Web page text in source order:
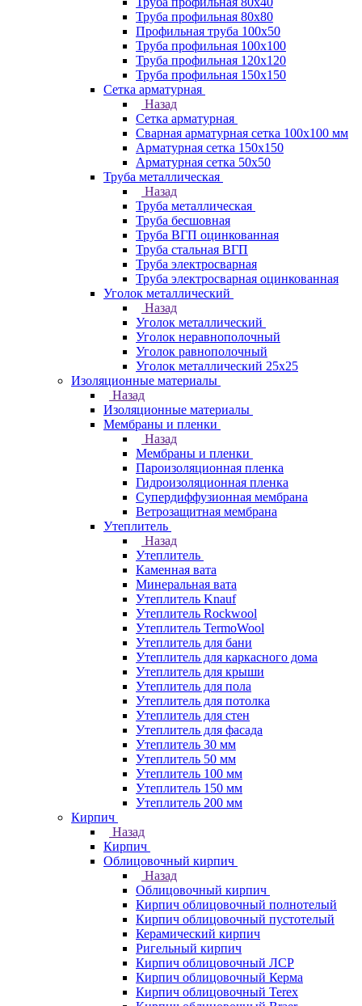
Труба профильная 80х80
Профильная труба 100х50
Труба профильная 100х100
Труба профильная 120х120
Труба профильная 150х150
Сетка арматурная
Назад
Сетка арматурная
Сварная арматурная сетка 100х100 мм
Арматурная сетка 150х150
Арматурная сетка 50х50
Труба металлическая
Назад
Труба металлическая
Труба бесшовная
Труба ВГП оцинкованная
Труба стальная ВГП
Труба электросварная
Труба электросварная оцинкованная
Уголок металлический
Назад
Уголок металлический
Уголок неравнополочный
Уголок равнополочный
Уголок металлический 25х25
Изоляционные материалы
Назад
Изоляционные материалы
Мембраны и пленки
Назад
Мембраны и пленки
Пароизоляционная пленка
Гидроизоляционная пленка
Супердиффузионная мембрана
Ветрозащитная мембрана
Утеплитель
Назад
Утеплитель
Каменная вата
Минеральная вата
Утеплитель Knauf
Утеплитель Rockwool
Утеплитель TermoWool
Утеплитель для бани
Утеплитель для каркасного дома
Утеплитель для крыши
Утеплитель для пола
Утеплитель для потолка
Утеплитель для стен
Утеплитель для фасада
Утеплитель 30 мм
Утеплитель 50 мм
Утеплитель 100 мм
Утеплитель 150 мм
Утеплитель 200 мм
Кирпич
Назад
Кирпич
Облицовочный кирпич
Назад
Облицовочный кирпич
Кирпич облицовочный полнотелый
Кирпич облицовочный пустотелый
Керамический кирпич
Ригельный кирпич
Кирпич облицовочный ЛСР
Кирпич облицовочный Керма
Кирпич облицовочный Terex